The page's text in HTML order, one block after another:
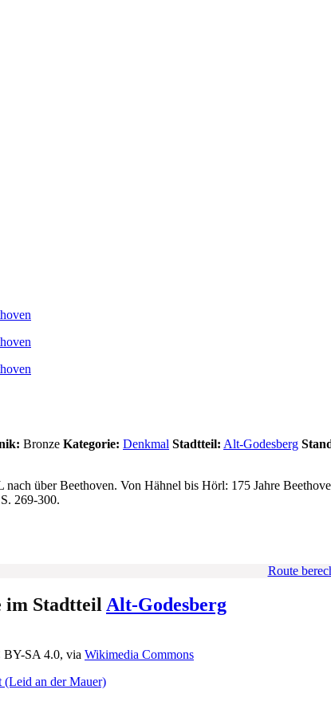
Bronze Kategorie: Denkmal Stadtteil: Alt-Godesberg
über Beethoven. Von Hähnel bis Hörl: 175 Jahre
269-300.
Route
Stadtteil Alt-Godesberg
SA 4.0, via Wikimedia Commons
(Leid an der Mauer)